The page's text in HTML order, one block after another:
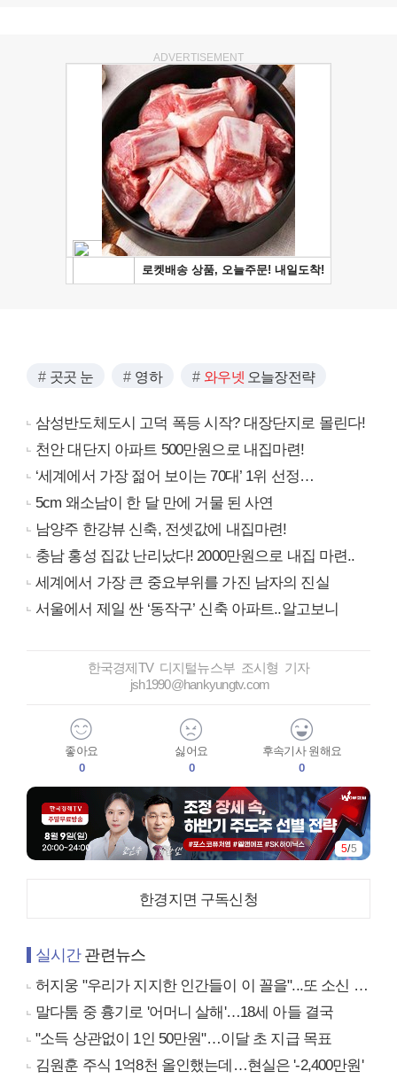
ADVERTISEMENT
곳곳 눈 영하 와우넷 오늘장전략
삼성반도체도시 고덕 폭등 시작? 대장단지로 몰린다!
천안 대단지 아파트 500만원으로 내집마련!
‘세계에서 가장 젊어 보이는 70대’ 1위 선정…
5cm 왜소남이 한 달 만에 거물 된 사연
남양주 한강뷰 신축, 전셋값에 내집마련!
충남 홍성 집값 난리났다! 2000만원으로 내집 마련..
세계에서 가장 큰 중요부위를 가진 남자의 진실
서울에서 제일 싼 ‘동작구’ 신축 아파트..알고보니
한국경제TV 디지털뉴스부 조시형 기자
jsh1990@hankyungtv.com
좋아요
0
싫어요
0
후속기사 원해요
0
5/5
한경지면 구독신청
실시간관련뉴스
허지웅 "우리가 지지한 인간들이 이 꼴을"...또 소신 발언
말다툼 중 흉기로 '어머니 살해'…18세 아들 결국
"소득 상관없이 1인 50만원"…이달 초 지급 목표
김원훈 주식 1억8천 올인했는데…현실은 '-2,400만원'